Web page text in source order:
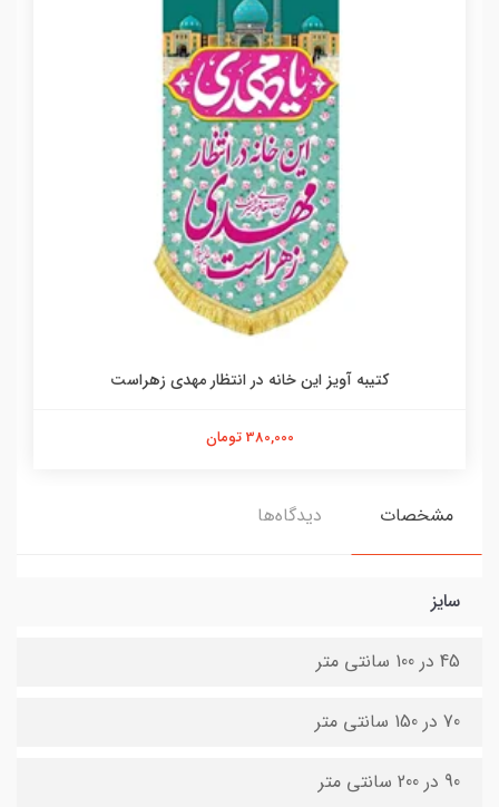
کتیبه آویز این خانه در انتظار مهدی زهراست
380,000 تومان
مشخصات دیدگاه‌ها
سایز
45 در 100 سانتی متر
70 در 150 سانتی متر
90 در 200 سانتی متر